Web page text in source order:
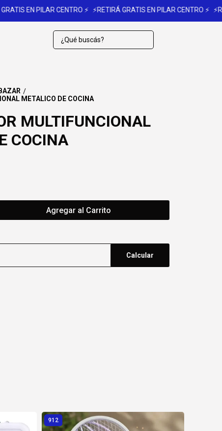
EN PILAR CENTRO ⚡ ⚡RETIRÁ GRATIS EN PILAR CENTRO ⚡
/
METALICO DE COCINA
MULTIFUNCIONAL
COCINA
Agregar al Carrito
Calcular
912